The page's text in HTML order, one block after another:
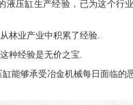
液压缸生产经验，已为这个行
林业产业中积累了经验.
种经验是无价之宝.
能够承受冶金机械每日面临的